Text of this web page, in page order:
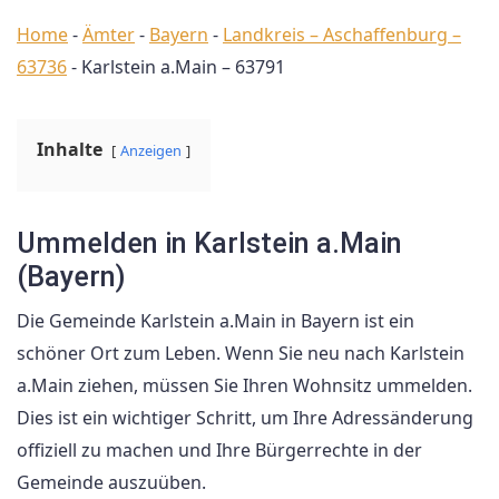
Home-Ämter- Bayern - Landkreis – Aschaffenburg –
63736- Karlstein a.Main – 63791
Inhalte Anzeigen
Ummelden in Karlstein a.Main
(Bayern)
Die Gemeinde Karlstein a.Main in Bayern ist ein
schöner Ort zum Leben. Wenn Sie neu nach Karlstein
a.Main ziehen, müssen Sie Ihren Wohnsitz ummelden.
Dies ist ein wichtiger Schritt, um Ihre Adressänderung
offiziell zu machen und Ihre Bürgerrechte in der
Gemeinde auszuüben.